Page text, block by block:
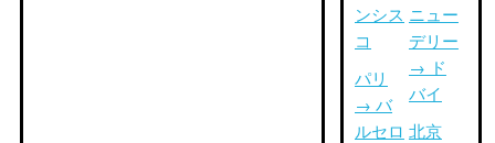
ンシス
コ
パリ
→ バ
ルセロ
ニュー
デリー
→ ド
バイ
北京